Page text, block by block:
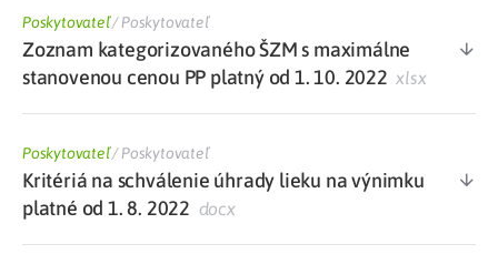
Poskytovateľ/Poskytovateľ
Zoznam kategorizovaného ŠZM s maximálne
stanovenou cenou PP platný od 1. 10. 2022 xlsx
Poskytovateľ/Poskytovateľ
Kritériá na schválenie úhrady lieku na výnimku
platné od 1. 8. 2022 docx